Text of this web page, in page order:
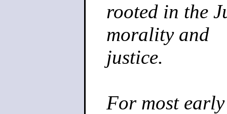
rooted in the
morality and
justice.
For most